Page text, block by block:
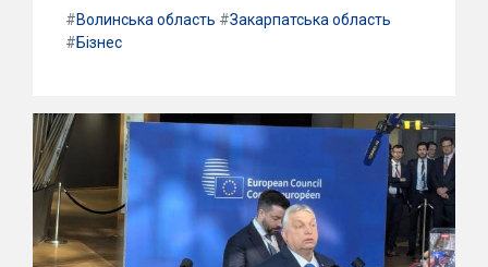
#Волинська область #Закарпатська область
#Бізнес